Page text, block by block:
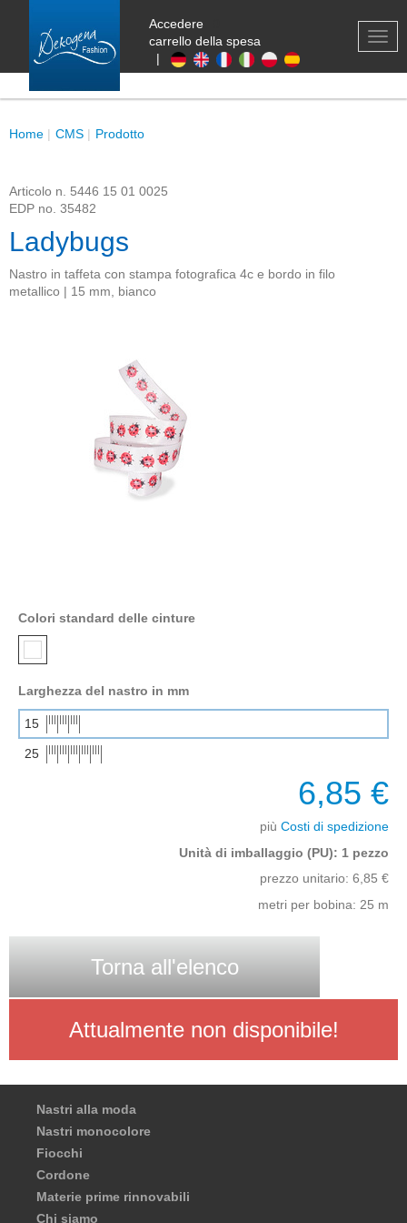
Accedere
carrello della spesa
|
Home CMS Prodotto
Articolo n. 5446 15 01 0025
EDP no. 35482
Ladybugs
Nastro in taffeta con stampa fotografica 4c e bordo in filo
metallico | 15 mm, bianco
Colori standard delle cinture
Larghezza del nastro in mm
15
25
6,85 €
più Costi di spedizione
Unità di imballaggio (PU): 1 pezzo
prezzo unitario: 6,85 €
metri per bobina: 25 m
Torna all'elenco
Attualmente non disponibile!
Nastri alla moda
Nastri monocolore
Fiocchi
Cordone
Materie prime rinnovabili
Chi siamo